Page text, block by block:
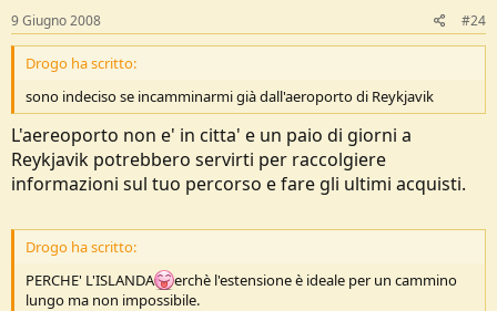
9 Giugno 2008 #24
Drogo ha scritto:
sono indeciso se incamminarmi già dall'aeroporto di Reykjavik
L'aereoporto non e' in citta' e un paio di giorni a
Reykjavik potrebbero servirti per raccolgiere
informazioni sul tuo percorso e fare gli ultimi acquisti.
Drogo ha scritto:
PERCHE' L'ISLANDA
erchè l'estensione è ideale per un cammino
lungo ma non impossibile.